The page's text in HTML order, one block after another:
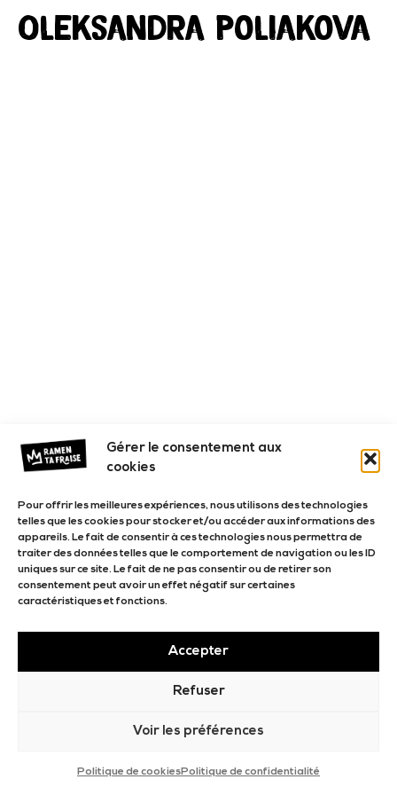
Gérer le consentement aux
cookies
Pour offrir les meilleures expériences, nous utilisons des technologies
telles que les cookies pour stocker et/ou accéder aux informations des
appareils. Le fait de consentir à ces technologies nous permettra de
traiter des données telles que le comportement de navigation ou les ID
uniques sur ce site. Le fait de ne pas consentir ou de retirer son
consentement peut avoir un effet négatif sur certaines
caractéristiques et fonctions.
Accepter
Refuser
Voir les préférences
Politique de cookiesPolitique de confidentialité
Oleksandra Poliakova